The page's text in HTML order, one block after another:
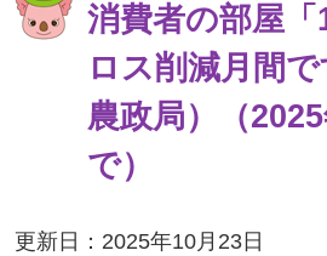
消費者の部屋
ロス削減月間
農政局）（
で）
更新日：2025年10月23日